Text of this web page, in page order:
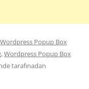
Wordpress Popup Box
,Wordpress Popup Box
tarafınadan